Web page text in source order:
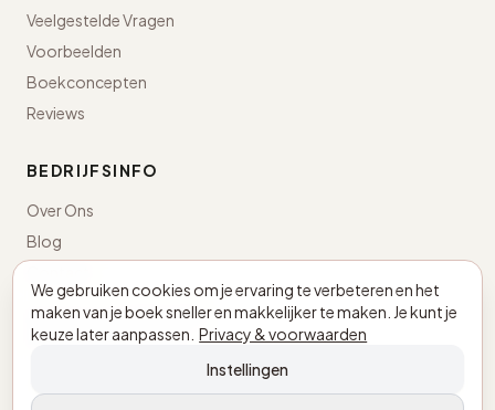
Veelgestelde Vragen
Voorbeelden
Boekconcepten
Reviews
BEDRIJFSINFO
Over Ons
Blog
Nederland · KvK 98043498
BTW NL005305897B03
We gebruiken cookies om je ervaring te verbeteren en het
maken van je boek sneller en makkelijker te maken. Je kunt je
keuze later aanpassen. Privacy & voorwaarden
Instellingen